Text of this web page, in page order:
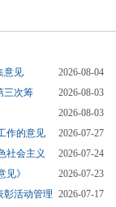
意见
2026-08-04
三次筹
2026-08-03
2026-08-03
作的意见
2026-07-27
社会主义
2026-07-24
见》
2026-07-23
彰活动管理
2026-07-17